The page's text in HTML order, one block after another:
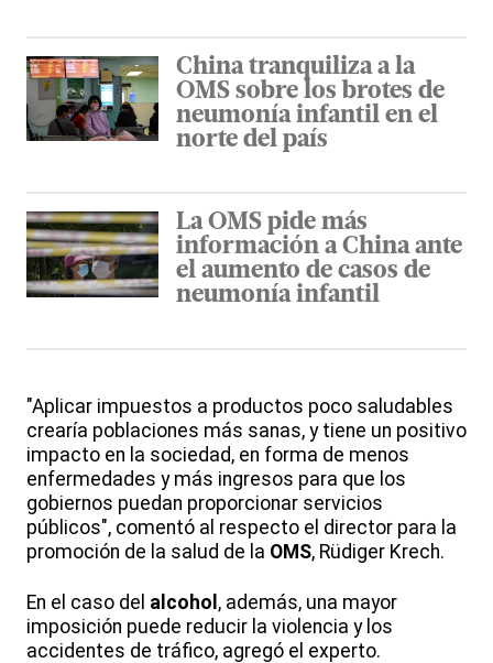
China tranquiliza a la
OMS sobre los brotes de
neumonía infantil en el
norte del país
La OMS pide más
información a China ante
el aumento de casos de
neumonía infantil
"Aplicar impuestos a productos poco saludables
crearía poblaciones más sanas, y tiene un positivo
impacto en la sociedad, en forma de menos
enfermedades y más ingresos para que los
gobiernos puedan proporcionar servicios
públicos", comentó al respecto el director para la
promoción de la salud de la OMS, Rüdiger Krech.
En el caso del alcohol , además, una mayor
imposición puede reducir la violencia y los
accidentes de tráfico, agregó el experto.